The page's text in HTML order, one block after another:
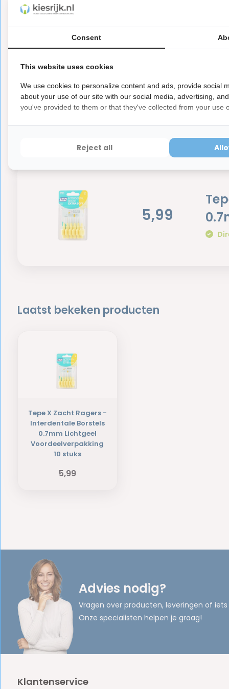
ⓘDit is een hygiëne product met aangepaste
Hygiëneartikelen waarvan de verzegeling na de
hebben ook een waardevermindering van 100%.
Reviews
0from5
Based on 0 reviews
5,99
Laatst bekeken producten
Tepe X Zacht Ragers -
Interdentale Borstels
0.7mm Lichtgeel
Voordeelverpakking
10 stuks
5,99
Advies nodig?
Vragen over producten, leveringen of iets
Onze specialisten helpen je graag!
Klantenservice
Consent
This website uses cookies
We use cookies to personalize content and ads, provide social
about your use of our site with our social media, advertising,
you've provided to them or that they've collected from your use
Reject all